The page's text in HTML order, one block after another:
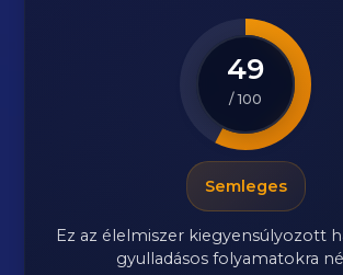
49
/ 100
Semleges
Ez az élelmiszer kiegyensúlyozott
gyulladásos folyamatokra